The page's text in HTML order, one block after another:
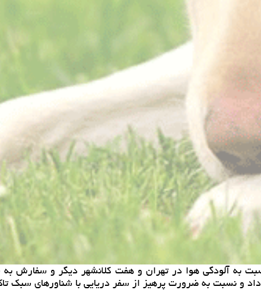
آلودگی هوا در تهران و هفت کلانشهر دیگر و سفارش به
و نسبت به ضرورت پرهیز از سفر دریایی با شناورهای سبک